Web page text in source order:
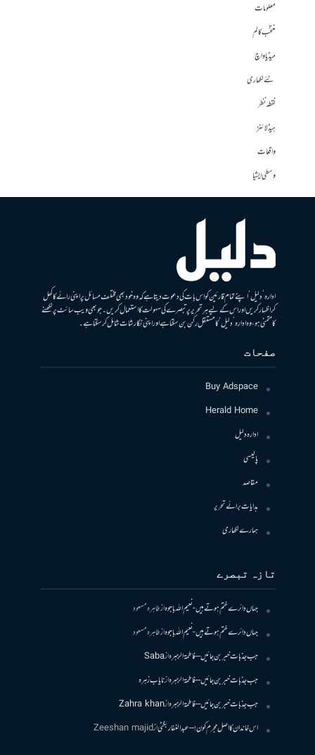
معلومات
منتخب کالم
میڈیا واچ
نئے لکھاری
نقطہ نظر
ہیڈلائنز
واقعات
وسطی ایشیا
ادارہ ’دلیل‘ اپنے تمام قارئین کو اس بات کی دعوت دیتا ہے کہ وہ خود بھی مختلف مسائل پر اپنی رائے کا کھل
کر اظہار کریں اور اس کے لیے ہر تحریر پر تبصرے کی سہولت کا استعمال کریں۔ جو بھی ویب سائٹ پر لکھنے
کا متمنی ہو، وہ ادارہ ’دلیل‘ کا مستقل رکن بن سکتا ہے اور اپنی نگارشات شامل کرسکتا ہے۔
صفحات
Buy Adspace
Herald Home
ادارہ دلیل
پالیسی
مقاصد
ہدایات برائے تحریر
ہمارے لکھاری
تازہ تبصرے
جہاں دائرے ختم ہوتے ہیں- نعیم اللہ باجوہازطاہرہ مسعود
جہاں دائرے ختم ہوتے ہیں- نعیم اللہ باجوہازطاہرہ مسعود
جب جذبات خبر بن جائیں – فاطمۃالزہرہازSaba
جب جذبات خبر بن جائیں – فاطمۃالزہرہازنایاب زہرہ
جب جذبات خبر بن جائیں – فاطمۃالزہرہازZahra khan
اس خاندان کا اصل مجرم کون! – عبدالغفار بگٹیازZeeshan majid